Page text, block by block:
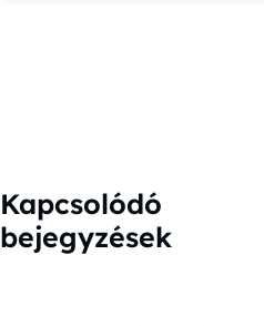
Kapcsolódó
bejegyzések